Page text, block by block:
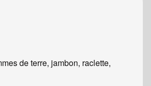
de terre, jambon, raclette,